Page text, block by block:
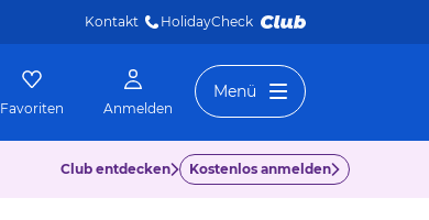
Kontakt HolidayCheck
Favoriten Anmelden
Menü
Club entdecken Kostenlos anmelden